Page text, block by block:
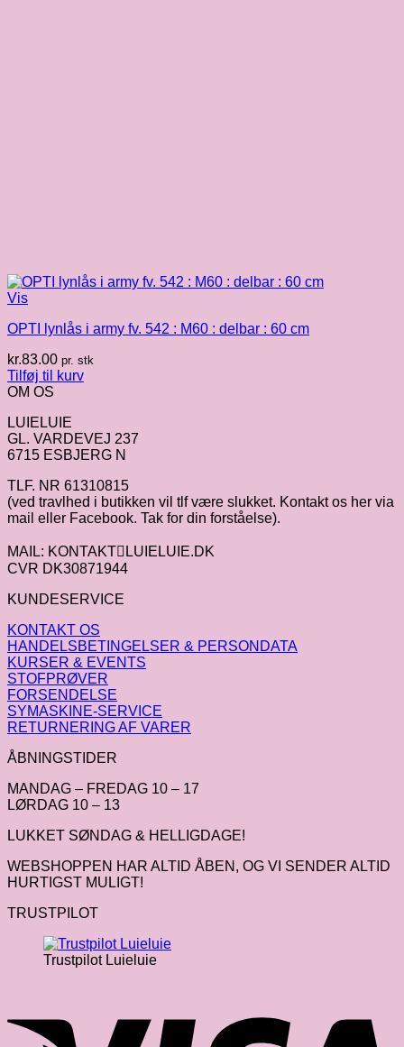
Vis
OPTI lynlås i army fv. 542 : M60 : delbar : 60 cm
kr.83.00 pr. stk
Tilføj til kurv
OM OS
LUIELUIE
GL. VARDEVEJ 237
6715 ESBJERG N
TLF. NR 61310815
(ved travlhed i butikken vil tlf være slukket. Kontakt os her via
mail eller Facebook. Tak for din forståelse).
MAIL: KONTAKTLUIELUIE.DK
CVR DK30871944
KUNDESERVICE
KONTAKT OS
HANDELSBETINGELSER & PERSONDATA
KURSER & EVENTS
STOFPRØVER
FORSENDELSE
SYMASKINE-SERVICE
RETURNERING AF VARER
ÅBNINGSTIDER
MANDAG – FREDAG 10 – 17
LØRDAG 10 – 13
LUKKET SØNDAG & HELLIGDAGE!
WEBSHOPPEN HAR ALTID ÅBEN, OG VI SENDER ALTID
HURTIGST MULIGT!
TRUSTPILOT
Trustpilot Luieluie